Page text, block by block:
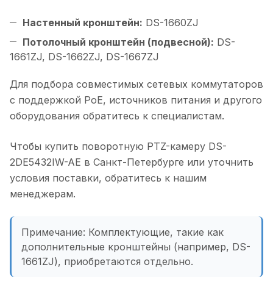
Настенный кронштейн: DS-1660ZJ
Потолочный кронштейн (подвесной): DS-
1661ZJ, DS-1662ZJ, DS-1667ZJ
Для подбора совместимых сетевых коммутаторов
с поддержкой PoE, источников питания и другого
оборудования обратитесь к специалистам.
Чтобы купить поворотную PTZ-камеру DS-
2DE5432IW-AE в Санкт-Петербурге или уточнить
условия поставки, обратитесь к нашим
менеджерам.
Примечание: Комплектующие, такие как
дополнительные кронштейны (например, DS-
1661ZJ), приобретаются отдельно.